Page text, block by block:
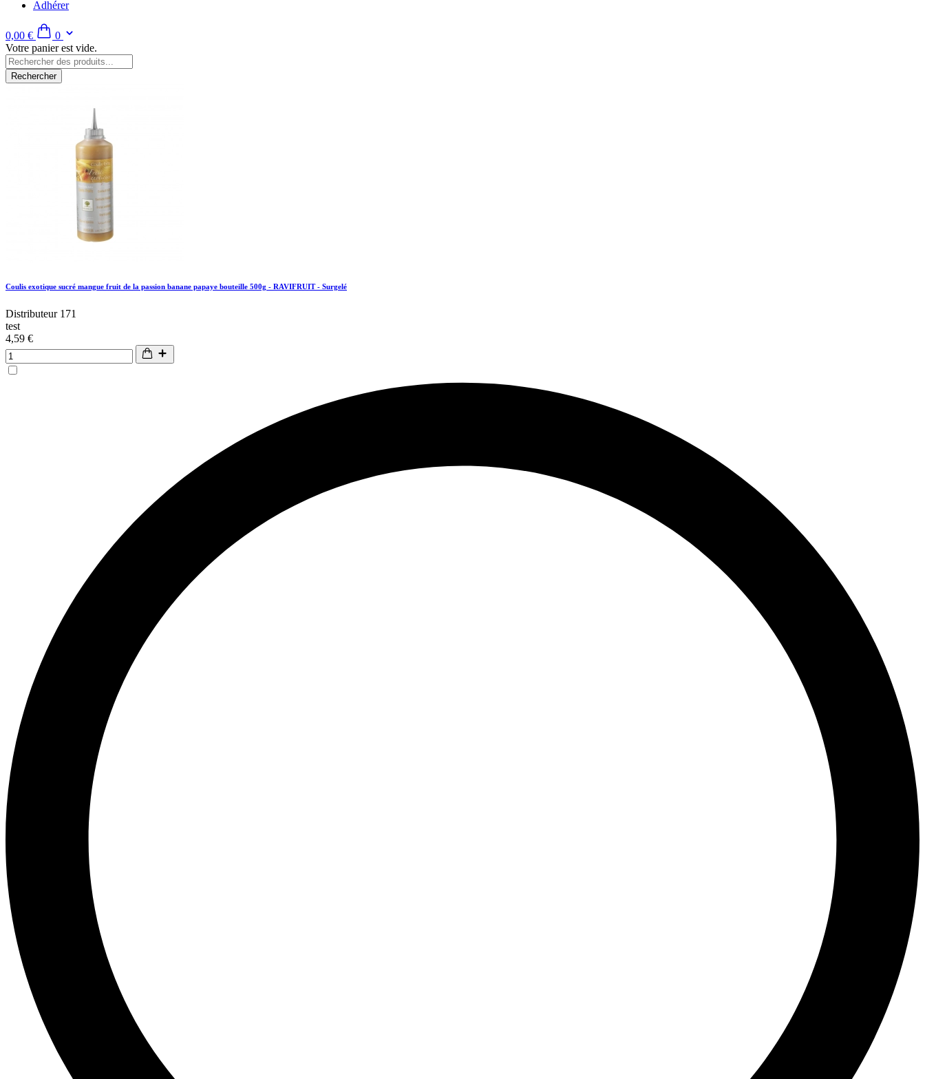
Adhérer
0,00 €
0
Votre panier est vide.
Rechercher
Coulis exotique sucré mangue fruit de la passion banane papaye bouteille 500g - RAVIFRUIT - Surgelé
Distributeur 171
test
4,59 €